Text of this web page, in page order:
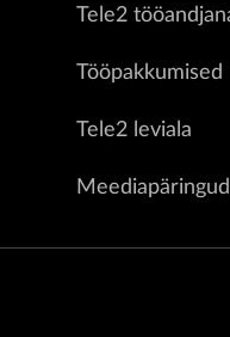
Tele2
Tööpakkumised
Tele2 leviala
Meediapäringud